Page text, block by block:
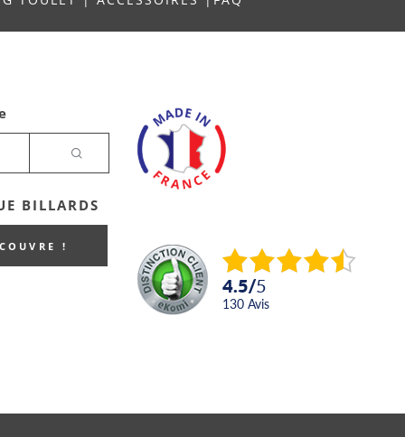
BILLARDS
!
4.5/5
130 avis